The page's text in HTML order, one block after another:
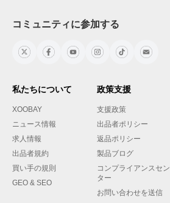
コミュニティに参加する
私たちについて
XOOBAY
ニュース情報
求人情報
出品者規約
買い手の規則
GEO & SEO
政策支援
支援政策
出品者ポリシー
返品ポリシー
製品ブログ
コンプライアンスセン
ター
お問い合わせを送信